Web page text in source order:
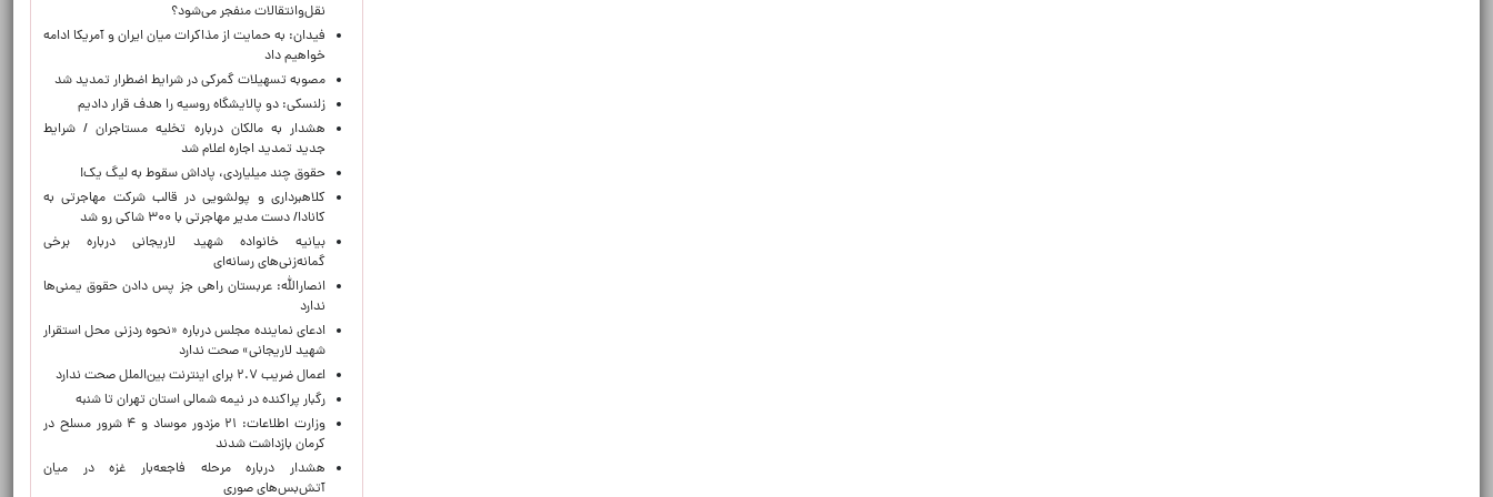
نقل‌وانتقالات منفجر می‌شود؟
فیدان: به حمایت از مذاکرات میان ایران و آمریکا ادامه
خواهیم داد
مصوبه تسهیلات گمرکی در شرایط اضطرار تمدید شد
زلنسکی: دو پالایشگاه روسیه را هدف قرار دادیم
هشدار به مالکان درباره تخلیه مستاجران / شرایط
جدید تمدید اجاره اعلام شد
حقوق چند میلیاردی، پاداش سقوط به لیگ یک!
کلاهبرداری و پولشویی در قالب شرکت مهاجرتی به
کانادا/ دست مدیر مهاجرتی با ۳۰۰ شاکی رو شد
بیانیه خانواده شهید لاریجانی درباره برخی
گمانه‌زنی‌های رسانه‌ای
انصارالله: عربستان راهی جز پس دادن حقوق یمنی‌ها
ندارد
ادعای نماینده مجلس درباره «نحوه ردزنی محل استقرار
شهید لاریجانی» صحت ندارد
اعمال ضریب ۲.۷ برای اینترنت بین‌الملل صحت ندارد
رگبار پراکنده در نیمه شمالی استان تهران تا شنبه
وزارت اطلاعات: ۲۱ مزدور موساد و ۴ شرور مسلح در
کرمان بازداشت شدند
هشدار درباره مرحله فاجعه‌بار غزه در میان
آتش‌بس‌های صوری